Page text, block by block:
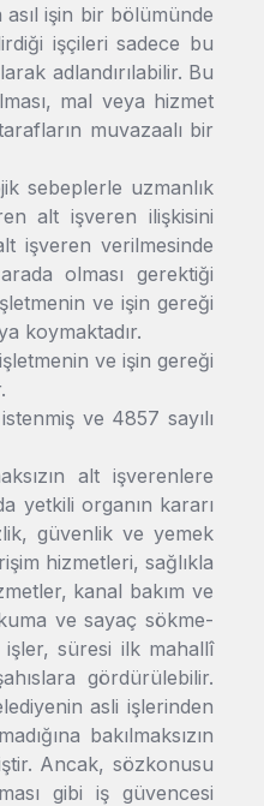
işin bir bölümünde
işçileri sadece bu
adlandırılabilir. Bu
mal veya hizmet
muvazaalı bir
sebeplerle uzmanlık
alt işveren ilişkisini
işveren verilmesinde
olması gerektiği
ve işin gereği
koymaktadır.
ve işin gereği
ve 4857 sayılı
alt işverenlere
yetkili organın kararı
güvenlik ve yemek
hizmetleri, sağlıkla
kanal bakım ve
ve sayaç sökme-
işler, süresi ilk mahallî
gördürülebilir.
asli işlerinden
bakılmaksızın
Ancak, sözkonusu
gibi iş güvencesi